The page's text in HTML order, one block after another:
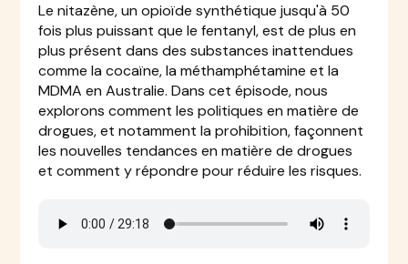
Le nitazène, un opioïde synthétique jusqu'à 50
fois plus puissant que le fentanyl, est de plus en
plus présent dans des substances inattendues
comme la cocaïne, la méthamphétamine et la
MDMA en Australie. Dans cet épisode, nous
explorons comment les politiques en matière de
drogues, et notamment la prohibition, façonnent
les nouvelles tendances en matière de drogues
et comment y répondre pour réduire les risques.